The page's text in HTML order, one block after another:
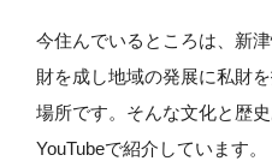
今住んでいるところは、新
財を成し地域の発展に私財
場所です。そんな文化と歴
YouTubeで紹介しています。